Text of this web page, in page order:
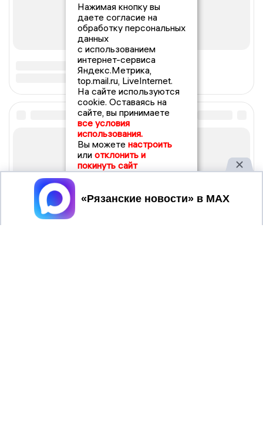
Нажимая кнопку вы
даете согласие на
обработку персональных
данных
с использованием
интернет-сервиса
Яндекс.Метрика,
top.mail.ru, LiveInternet.
На сайте используются
cookie. Оставаясь на
сайте, вы принимаете
все условия
использования.
Вы можете настроить
или отклонить и
покинуть сайт
Принять